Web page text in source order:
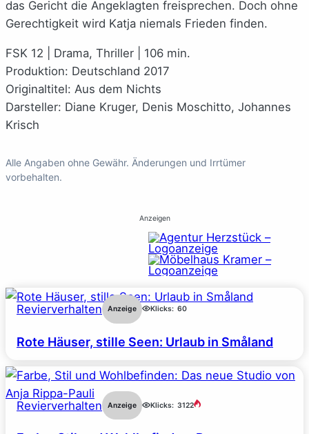
das Gericht die Angeklagten freisprechen. Doch ohne
Gerechtigkeit wird Katja niemals Frieden finden.
FSK 12 | Drama, Thriller | 106 min.
Produktion: Deutschland 2017
Originaltitel: Aus dem Nichts
Darsteller: Diane Kruger, Denis Moschitto, Johannes
Krisch
Alle Angaben ohne Gewähr. Änderungen und Irrtümer
vorbehalten.
Anzeigen
Revierverhalten Anzeige Klicks: 60
Rote Häuser, stille Seen: Urlaub in Småland
Revierverhalten Anzeige Klicks: 3122